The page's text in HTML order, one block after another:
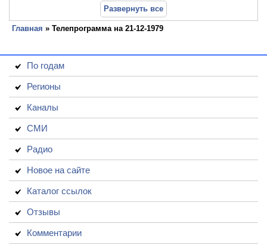
Развернуть все
Главная » Телепрограмма на 21-12-1979
По годам
Регионы
Каналы
СМИ
Радио
Новое на сайте
Каталог ссылок
Отзывы
Комментарии